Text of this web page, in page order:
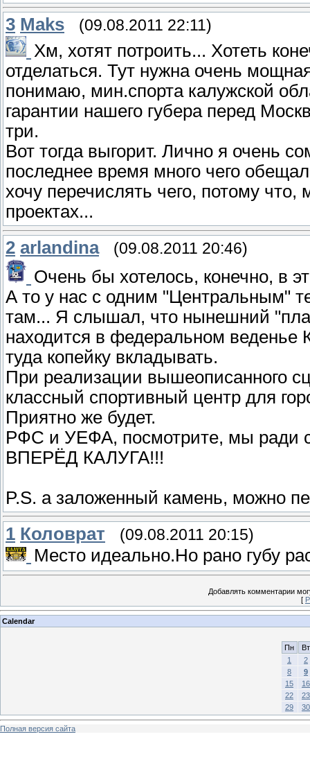
3 Maks (09.08.2011 22:11)
Хм, хотят потроить... Хотеть
отделаться. Тут нужна очень
понимаю, мин.спорта калужской
гарантии нашего губера перед
три.
Вот тогда выгорит. Лично я очень
последнее время много чего
хочу перечислять чего, потому
проектах...
2 arlandina (09.08.2011 20:46)
Очень бы хотелось, конечно, в
А то у нас с одним "Центральным"
там... Я слышал, что нынешний
находится в федеральном веденье
туда копейку вкладывать.
При реализации вышеописанного
классный спортивный центр для
Приятно же будет.
РФС и УЕФА, посмотрите, мы ради
ВПЕРЁД КАЛУГА!!!
P.S. а заложенный камень, можно
1 Коловрат (09.08.2011 20:15)
Место идеально.Но рано губу
Добавлять комментарии
[
Calendar
Пн
Вт
1
2
8
9
15
16
22
23
29
30
Полная версия сайта